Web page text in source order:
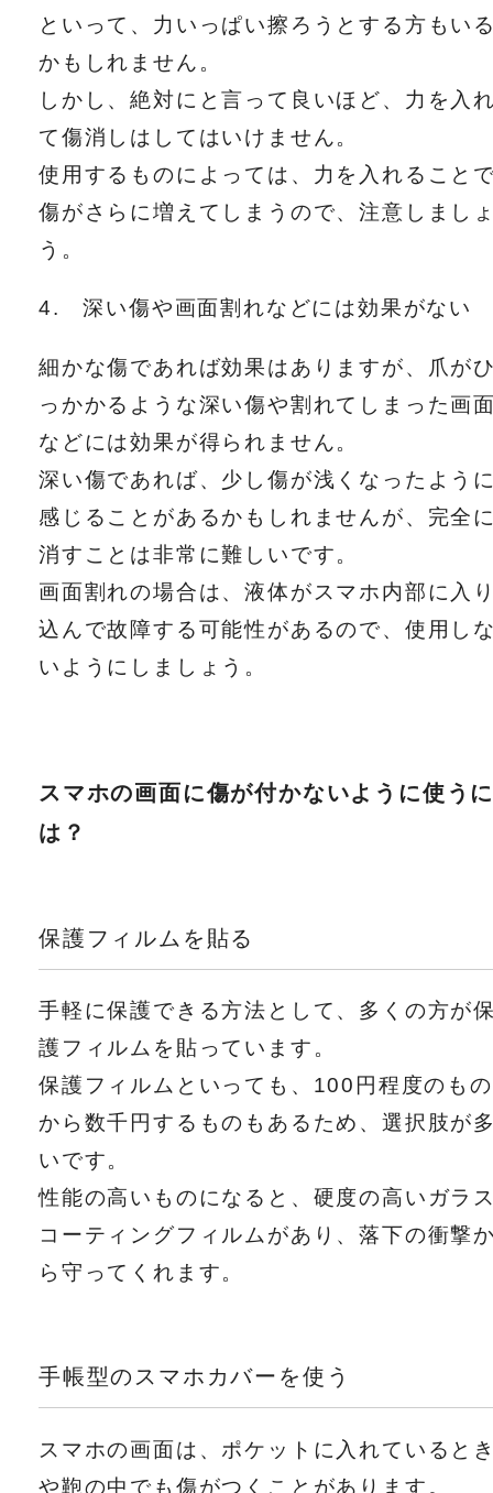
といって、力いっぱい擦ろうとする方もい
かもしれません。
しかし、絶対にと言って良いほど、力を入
て傷消しはしてはいけません。
使用するものによっては、力を入れること
傷がさらに増えてしまうので、注意しまし
う。
4. 深い傷や画面割れなどには効果がない
細かな傷であれば効果はありますが、爪が
っかかるような深い傷や割れてしまった画
などには効果が得られません。
深い傷であれば、少し傷が浅くなったよう
感じることがあるかもしれませんが、完全
消すことは非常に難しいです。
画面割れの場合は、液体がスマホ内部に入
込んで故障する可能性があるので、使用し
いようにしましょう。
スマホの画面に傷が付かないように使う
は？
保護フィルムを貼る
手軽に保護できる方法として、多くの方が
護フィルムを貼っています。
保護フィルムといっても、100円程度のもの
から数千円するものもあるため、選択肢が
いです。
性能の高いものになると、硬度の高いガラ
コーティングフィルムがあり、落下の衝撃
ら守ってくれます。
手帳型のスマホカバーを使う
スマホの画面は、ポケットに入れていると
や鞄の中でも傷がつくことがあります。